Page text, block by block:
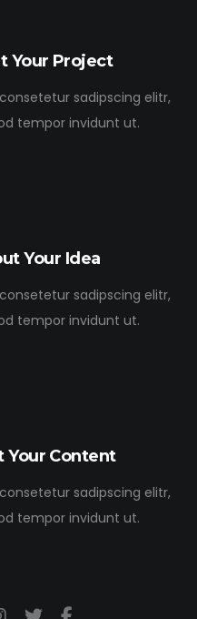
Your Project
sadipscing elitr,
tempor invidunt ut.
Your Idea
sadipscing elitr,
tempor invidunt ut.
Your Content
sadipscing elitr,
tempor invidunt ut.